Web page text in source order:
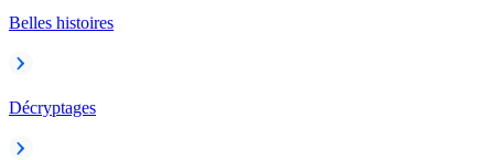
Belles histoires
Décryptages